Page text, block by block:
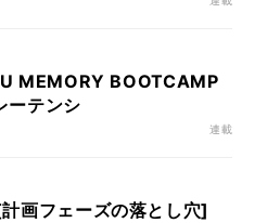
MEMORY BOOTCAMP
ーテンシ
連載
画フェーズの落とし穴]